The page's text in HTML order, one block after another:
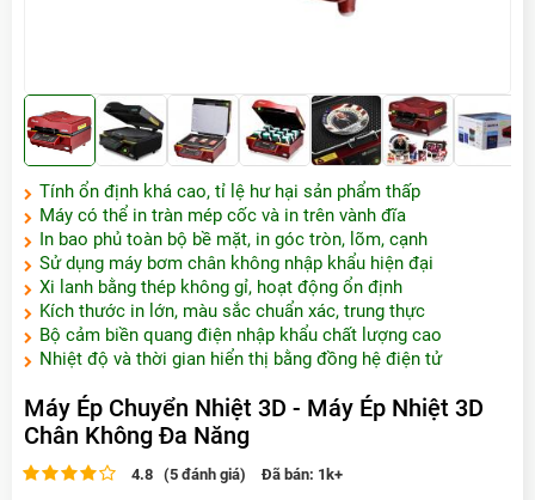
Tính ổn định khá cao, tỉ lệ hư hại sản phẩm thấp
Máy có thể in tràn mép cốc và in trên vành đĩa
In bao phủ toàn bộ bề mặt, in góc tròn, lõm, cạnh
Sử dụng máy bơm chân không nhập khẩu hiện đại
Xi lanh bằng thép không gỉ, hoạt động ổn định
Kích thước in lớn, màu sắc chuẩn xác, trung thực
Bộ cảm biền quang điện nhập khẩu chất lượng cao
Nhiệt độ và thời gian hiển thị bằng đồng hệ điện tử
Máy Ép Chuyển Nhiệt 3D - Máy Ép Nhiệt 3D
Chân Không Đa Năng
4.8 (5 đánh giá) Đã bán: 1k+